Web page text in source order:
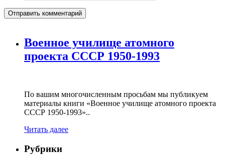
Военное училище атомного
проекта СССР 1950-1993
По вашим многочисленным просьбам мы публикуем
материалы книги «Военное училище атомного проекта
СССР 1950-1993»..
Читать далее
Рубрики